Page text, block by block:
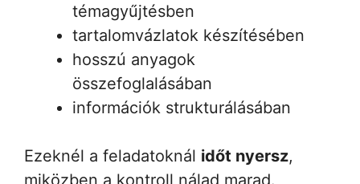
témagyűjtésben
tartalomvázlatok készítésében
hosszú anyagok
összefoglalásában
információk strukturálásában
Ezeknél a feladatoknál időt nyersz,
miközben a kontroll nálad marad.